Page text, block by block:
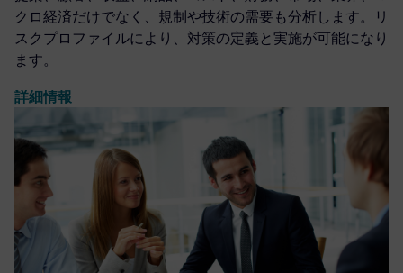
クロ経済だけでなく、規制や技術の需要も分析します。リ
スクプロファイルにより、対策の定義と実施が可能になり
ます。
詳細情報